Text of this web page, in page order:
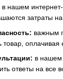
в нашем
затраты
важным
товар,
в нашем
ответы на все